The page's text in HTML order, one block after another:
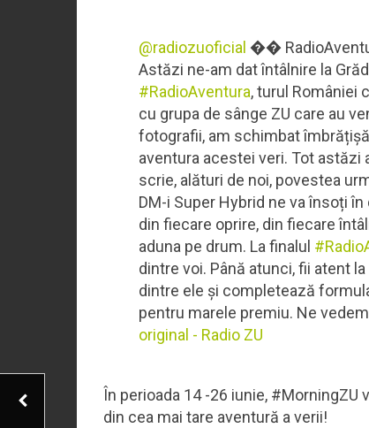
@radiozuoficial ��
Astăzi ne-am dat întâlnire la
#RadioAventura, turul României
cu grupa de sânge ZU care au
fotografii, am schimbat
aventura acestei veri. Tot astăzi
scrie, alături de noi, povestea
DM-i Super Hybrid ne va însoți
din fiecare oprire, din fiecare
aduna pe drum. La finalul
dintre voi. Până atunci, fii atent
dintre ele și completează
pentru marele premiu. Ne
original - Radio ZU
În perioada 14 -26 iunie, #MorningZU
din cea mai tare aventură a verii!